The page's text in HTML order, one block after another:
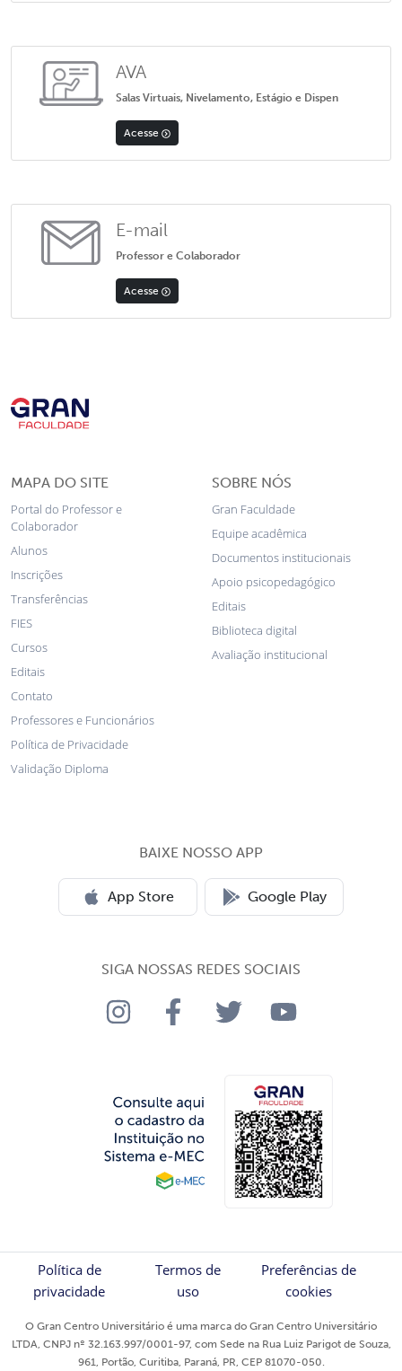
AVA
Salas Virtuais, Nivelamento, Estágio e Dispen
Acesse
E-mail
Professor e Colaborador
Acesse
MAPA DO SITE
Portal do Professor e
Colaborador
Alunos
Inscrições
Transferências
FIES
Cursos
Editais
Contato
Professores e Funcionários
Política de Privacidade
Validação Diploma
SOBRE NÓS
Gran Faculdade
Equipe acadêmica
Documentos institucionais
Apoio psicopedagógico
Editais
Biblioteca digital
Avaliação institucional
BAIXE NOSSO APP
App Store Google Play
SIGA NOSSAS REDES SOCIAIS
Política de
privacidade
Termos de
uso
Preferências de
cookies
O Gran Centro Universitário é uma marca do Gran Centro Universitário
LTDA, CNPJ nº 32.163.997/0001-97, com Sede na Rua Luiz Parigot de Souza,
961, Portão, Curitiba, Paraná, PR, CEP 81070-050.